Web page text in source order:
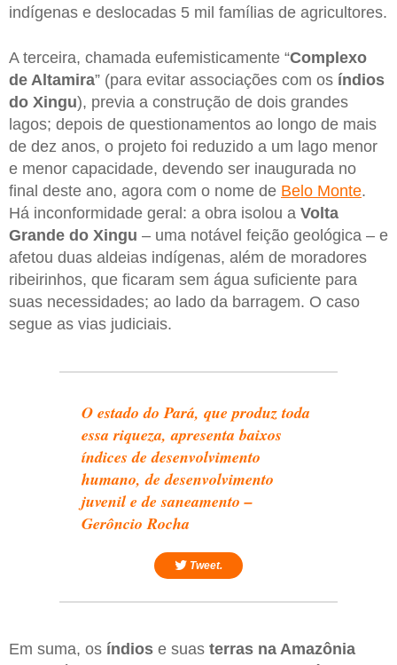
indígenas e deslocadas 5 mil famílias de agricultores.
A terceira, chamada eufemisticamente “Complexo
de Altamira” (para evitar associações com os índios
do Xingu), previa a construção de dois grandes
lagos; depois de questionamentos ao longo de mais
de dez anos, o projeto foi reduzido a um lago menor
e menor capacidade, devendo ser inaugurada no
final deste ano, agora com o nome de Belo Monte.
Há inconformidade geral: a obra isolou a Volta
Grande do Xingu – uma notável feição geológica – e
afetou duas aldeias indígenas, além de moradores
ribeirinhos, que ficaram sem água suficiente para
suas necessidades; ao lado da barragem. O caso
segue as vias judiciais.
O estado do Pará, que produz toda
essa riqueza, apresenta baixos
índices de desenvolvimento
humano, de desenvolvimento
juvenil e de saneamento –
Gerôncio Rocha
Tweet.
Em suma, os índios e suas terras na Amazônia